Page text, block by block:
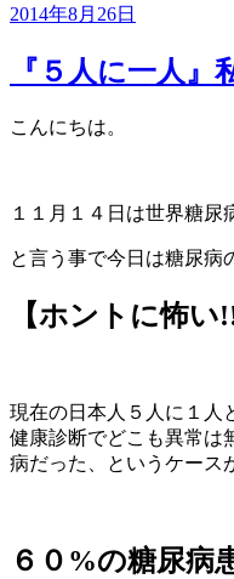
2014年8月26日
『５人に一人』
こんにちは。
１１月１４日は世界糖尿
と言う事で今日は糖尿病
【ホントに怖い
現在の日本人５人に１人
健康診断でどこも異常は
病だった、というケース
６０%の糖尿病